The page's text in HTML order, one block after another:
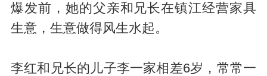
爆发前，她的父亲和兄长在镇江经营家具
生意，生意做得风生水起。
李红和兄长的儿子李一家相差6岁，常常一